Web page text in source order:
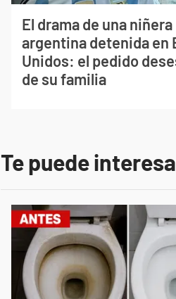
El drama de una niñera
argentina detenida en
Unidos: el pedido
de su familia
Te puede